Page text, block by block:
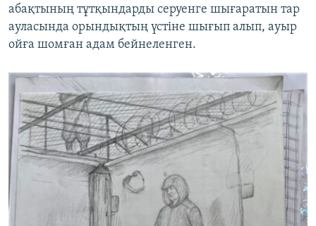
абақтының тұтқындарды серуенге шығаратын тар
ауласында орындықтың үстіне шығып алып, ауыр
ойға шомған адам бейнеленген.